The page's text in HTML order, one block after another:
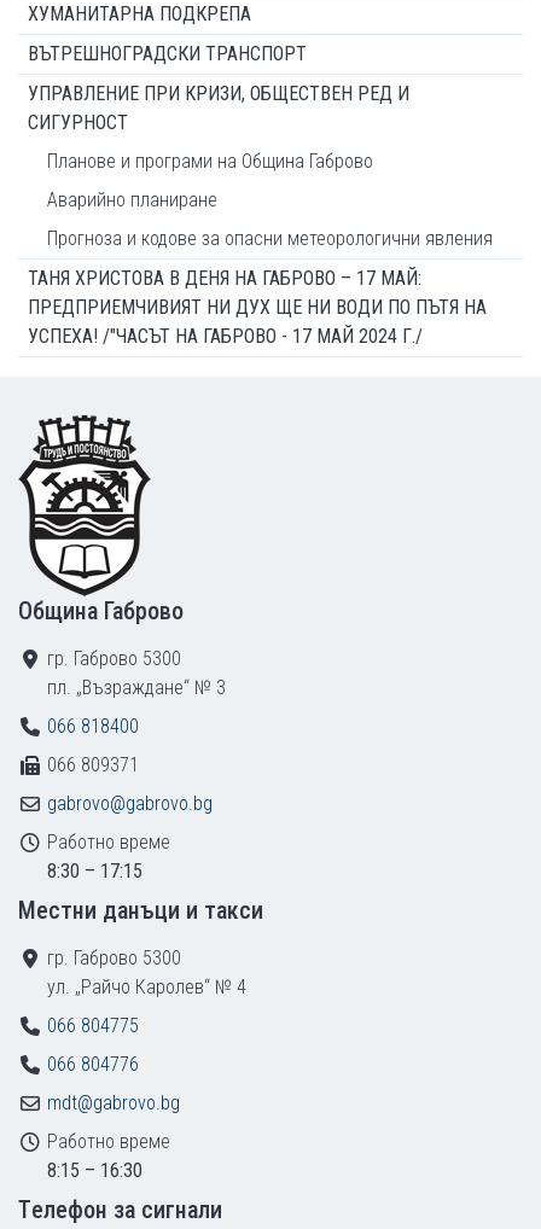
ХУМАНИТАРНА ПОДКРЕПА
ВЪТРЕШНОГРАДСКИ ТРАНСПОРТ
УПРАВЛЕНИЕ ПРИ КРИЗИ, ОБЩЕСТВЕН РЕД И
СИГУРНОСТ
Планове и програми на Община Габрово
Аварийно планиране
Прогноза и кодове за опасни метеорологични явления
ТАНЯ ХРИСТОВА В ДЕНЯ НА ГАБРОВО – 17 МАЙ:
ПРЕДПРИЕМЧИВИЯТ НИ ДУХ ЩЕ НИ ВОДИ ПО ПЪТЯ НА
УСПЕХА! /"ЧАСЪТ НА ГАБРОВО - 17 МАЙ 2024 Г./
Footer
Община Габрово
гр. Габрово 5300
пл. „Възраждане“ № 3
066 818400
066 809371
gabrovo@gabrovo.bg
Работно време
8:30 – 17:15
Местни данъци и такси
гр. Габрово 5300
ул. „Райчо Каролев“ № 4
066 804775
066 804776
mdt@gabrovo.bg
Работно време
8:15 – 16:30
Tелефон за сигнали